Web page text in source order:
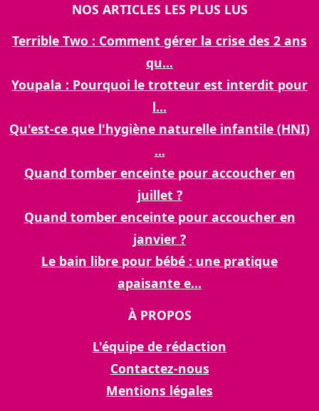
NOS ARTICLES LES PLUS LUS
Terrible Two : Comment gérer la crise des 2 ans
qu...
Youpala : Pourquoi le trotteur est interdit pour
l...
Qu'est-ce que l'hygiène naturelle infantile (HNI)
...
Quand tomber enceinte pour accoucher en
juillet ?
Quand tomber enceinte pour accoucher en
janvier ?
Le bain libre pour bébé : une pratique
apaisante e...
À PROPOS
L'équipe de rédaction
Contactez-nous
Mentions légales